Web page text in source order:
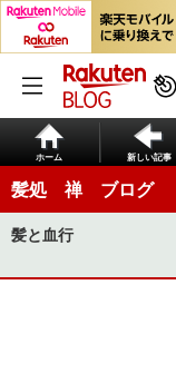
ホーム 新しい記事
髪処 禅 ブログ
髪と血行